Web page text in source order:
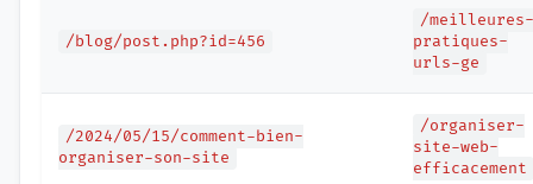
/blog/post.php?id=456
/meilleures-
pratiques-
urls-ge
/2024/05/15/comment-bien-
organiser-son-site
/organiser-
site-web-
efficacement